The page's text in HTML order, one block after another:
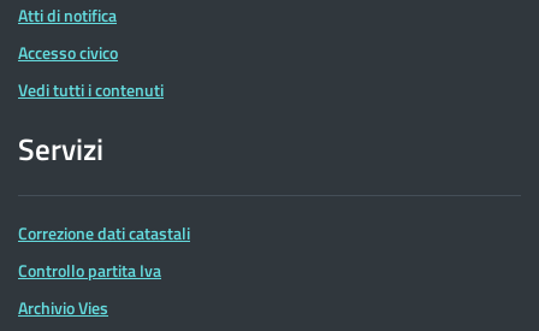
Atti di notifica
Accesso civico
Vedi tutti i contenuti
Servizi
Correzione dati catastali
Controllo partita Iva
Archivio Vies